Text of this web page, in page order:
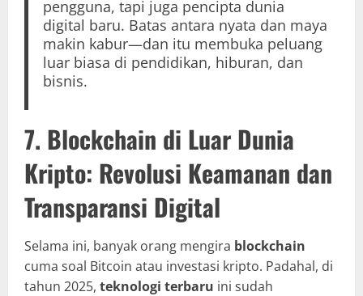
pengguna, tapi juga pencipta dunia
digital baru. Batas antara nyata dan maya
makin kabur—dan itu membuka peluang
luar biasa di pendidikan, hiburan, dan
bisnis.
7. Blockchain di Luar Dunia
Kripto: Revolusi Keamanan dan
Transparansi Digital
Selama ini, banyak orang mengira blockchain
cuma soal Bitcoin atau investasi kripto. Padahal, di
tahun 2025, teknologi terbaru ini sudah